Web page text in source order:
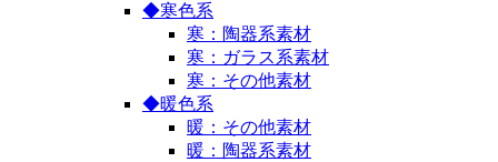
◆寒色系
寒：陶器系素材
寒：ガラス系素材
寒：その他素材
◆暖色系
暖：その他素材
暖：陶器系素材